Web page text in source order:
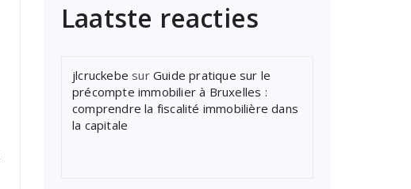
Laatste reacties
jlcruckebe sur Guide pratique sur le
précompte immobilier à Bruxelles :
comprendre la fiscalité immobilière dans
la capitale